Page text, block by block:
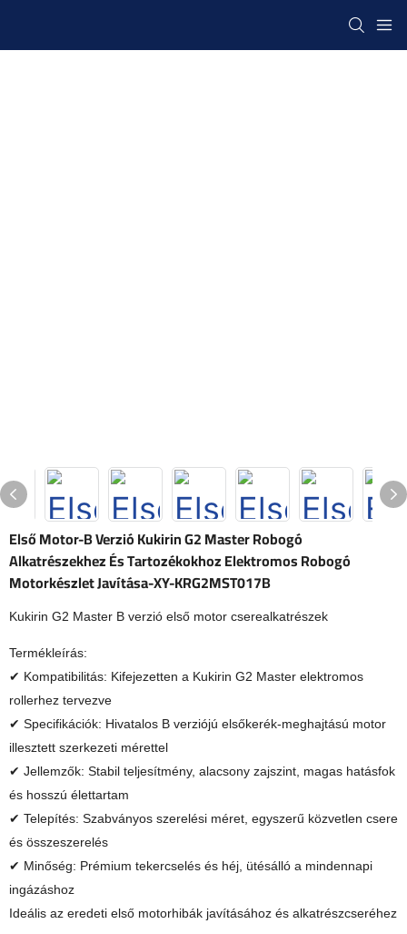
Első Motor-B Verzió Kukirin G2 Master Robogó
Alkatrészekhez És Tartozékokhoz Elektromos Robogó
Motorkészlet Javítása-XY-KRG2MST017B
Kukirin G2 Master B verzió első motor cserealkatrészek
Termékleírás:
✔ Kompatibilitás: Kifejezetten a Kukirin G2 Master elektromos
rollerhez tervezve
✔ Specifikációk: Hivatalos B verziójú elsőkerék-meghajtású motor
illesztett szerkezeti mérettel
✔ Jellemzők: Stabil teljesítmény, alacsony zajszint, magas hatásfok
és hosszú élettartam
✔ Telepítés: Szabványos szerelési méret, egyszerű közvetlen csere
és összeszerelés
✔ Minőség: Prémium tekercselés és héj, ütésálló a mindennapi
ingázáshoz
Ideális az eredeti első motorhibák javításához és alkatrészcseréhez